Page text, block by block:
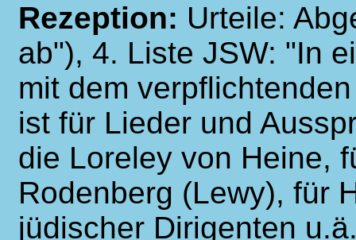
Rezeption: Urteile:
ab"), 4. Liste JSW: "In
mit dem
ist für Lieder und
die Loreley von Heine,
Rodenberg (Lewy), für
jüdischer Dirigenten